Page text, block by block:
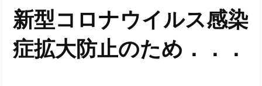
新型コロナウイルス感染
症拡大防止のため．．．